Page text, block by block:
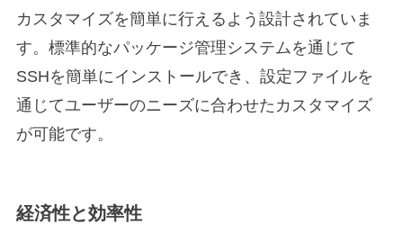
カスタマイズを簡単に行えるよう設計されていま
す。標準的なパッケージ管理システムを通じて
SSHを簡単にインストールでき、設定ファイルを
通じてユーザーのニーズに合わせたカスタマイズ
が可能です。
経済性と効率性